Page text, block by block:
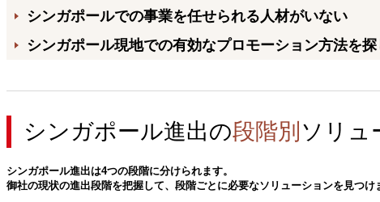
シンガポールでの事業を任せられる人材がいない
シンガポール現地での有効なプロモーション方法を
シンガポール進出の段階別 ソリュ
シンガポール進出は4つの段階に分けられます。
御社の現状の進出段階を把握して、段階ごとに必要なソリューションを見つけ